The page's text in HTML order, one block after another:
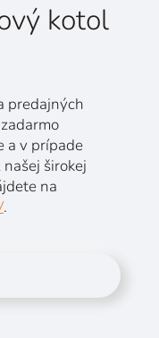
kotol
predajných
a v prípade
širokej
na
.